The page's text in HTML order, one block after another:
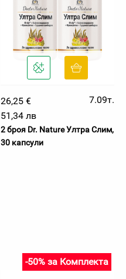
26,25 €
7.09т.
51,34 лв
2 броя Dr. Nature Ултра Слим,
30 капсули
-50% за Комплекта